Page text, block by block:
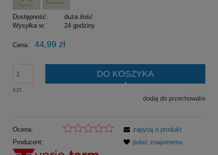
Dostępność:
duża ilość
Wysyłka w:
24 godziny
Cena: 44,99 zł
szt.
DO KOSZYKA
dodaj do przechowalni
Ocena:
Producent:
zapytaj o produkt
poleć znajomemu